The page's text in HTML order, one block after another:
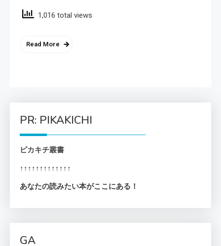
1,016 total views
Read More
PR: PIKAKICHI
ピカキチ叢書
↑↑↑↑↑↑↑↑↑↑↑↑↑
あなたの読みたい本がここにある！
GA